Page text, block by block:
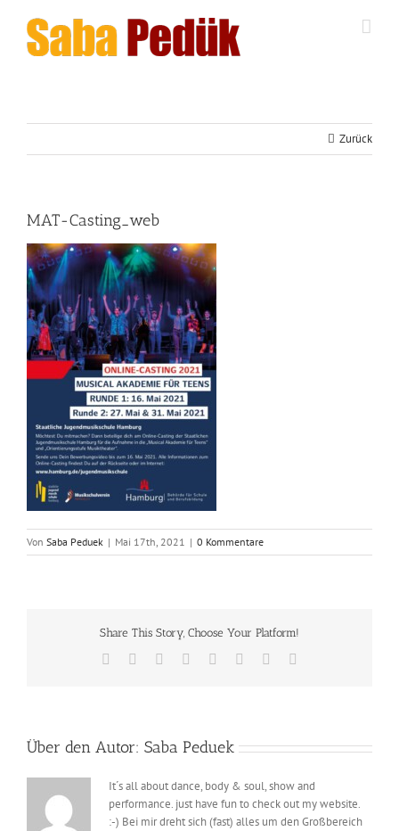
Inhalt
springen
Zurück
MAT-Casting_web
Von Saba Peduek | Mai 17th, 2021 | 0 Kommentare
Share This Story, Choose Your Platform!
Facebook Reddit LinkedIn
TumblrPinterest
Über den Autor: Saba Peduek
It´s all about dance, body & soul, show and
performance. just have fun to check out my website.
:-) Bei mir dreht sich (fast) alles um den Großbereich